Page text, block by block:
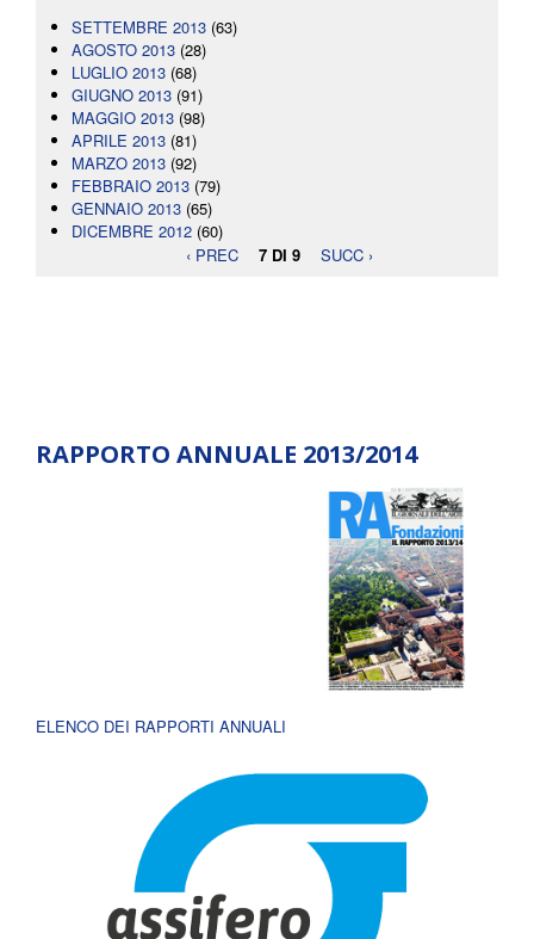
SETTEMBRE 2013 (63)
AGOSTO 2013 (28)
LUGLIO 2013 (68)
GIUGNO 2013 (91)
MAGGIO 2013 (98)
APRILE 2013 (81)
MARZO 2013 (92)
FEBBRAIO 2013 (79)
GENNAIO 2013 (65)
DICEMBRE 2012 (60)
‹ PREC
7 DI 9 SUCC ›
RAPPORTO ANNUALE 2013/2014
ELENCO DEI RAPPORTI ANNUALI